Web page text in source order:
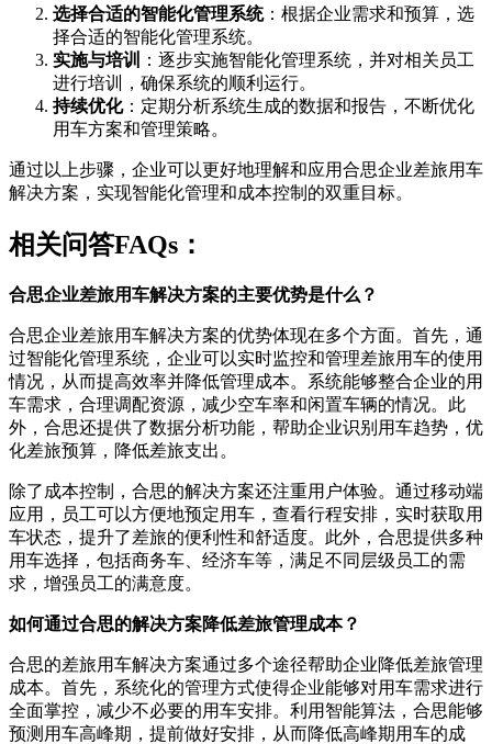
选择合适的智能化管理系统：根据企业需求和预算，选
择合适的智能化管理系统。
实施与培训
：逐步实施智能化管理系统，并对相关员工
进行培训，确保系统的顺利运行。
持续优化：定期分析系统生成的数据和报告，不断优化
用车方案和管理策略。
通过以上步骤，企业可以更好地理解和应用合思企业差旅用车
解决方案，实现智能化管理和成本控制的双重目标。
相关问答FAQs：
合思企业差旅用车解决方案的主要优势是什么？
合思企业差旅用车解决方案的优势体现在多个方面。首先，通
过智能化管理系统，企业可以实时监控和管理差旅用车的使用
情况，从而提高效率并降低管理成本。系统能够整合企业的用
车需求，合理调配资源，减少空车率和闲置车辆的情况。此
外，合思还提供了数据分析功能，帮助企业识别用车趋势，优
化差旅预算，降低差旅支出。
除了成本控制，合思的解决方案还注重用户体验。通过移动端
应用，员工可以方便地预定用车，查看行程安排，实时获取用
车状态，提升了差旅的便利性和舒适度。此外，合思提供多种
用车选择，包括商务车、经济车等，满足不同层级员工的需
求，增强员工的满意度。
如何通过合思的解决方案降低差旅管理成本？
合思的差旅用车解决方案通过多个途径帮助企业降低差旅管理
成本。首先，系统化的管理方式使得企业能够对用车需求进行
全面掌控，减少不必要的用车安排。利用智能算法，合思能够
预测用车高峰期，提前做好安排，从而降低高峰期用车的成